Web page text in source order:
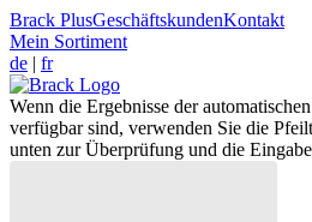
Brack PlusGeschäftskundenKontakt
Mein Sortiment
de | fr
Wenn die Ergebnisse der
verfügbar sind, verwenden Sie die
unten zur Überprüfung und die